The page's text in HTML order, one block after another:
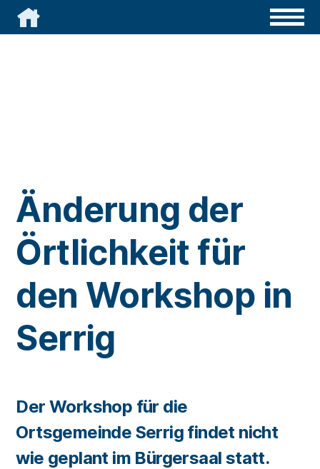

Änderung der
Örtlichkeit für
den Workshop in
Serrig
Der Workshop für die
Ortsgemeinde Serrig findet nicht
wie geplant im Bürgersaal statt.